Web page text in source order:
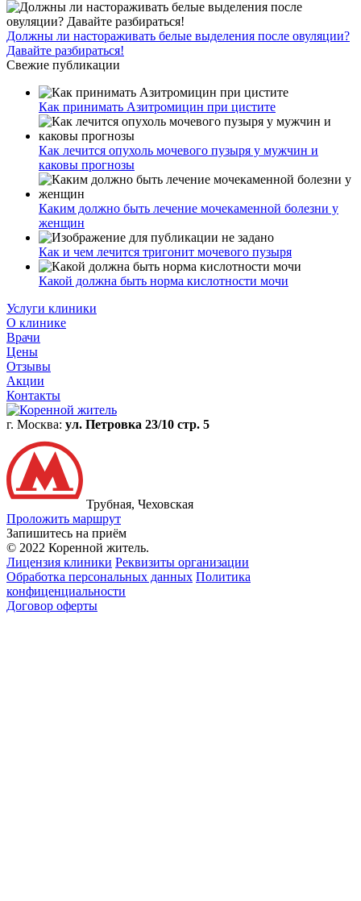
Должны ли настораживать белые выделения после овуляции?
Давайте разбираться!
Свежие публикации
Как принимать Азитромицин при цистите
Как лечится опухоль мочевого пузыря у мужчин и
каковы прогнозы
Каким должно быть лечение мочекаменной болезни у
женщин
Как и чем лечится тригонит мочевого пузыря
Какой должна быть норма кислотности мочи
Услуги клиники
О клинике
Врачи
Цены
Отзывы
Акции
Контакты
г. Москва: ул. Петровка 23/10 стр. 5
Трубная, Чеховская
Проложить маршрут
Запишитесь на приём
© 2022 Коренной житель.
Лицензия клиники Реквизиты организации
Обработка персональных данных Политика
конфиценциальности
Договор оферты